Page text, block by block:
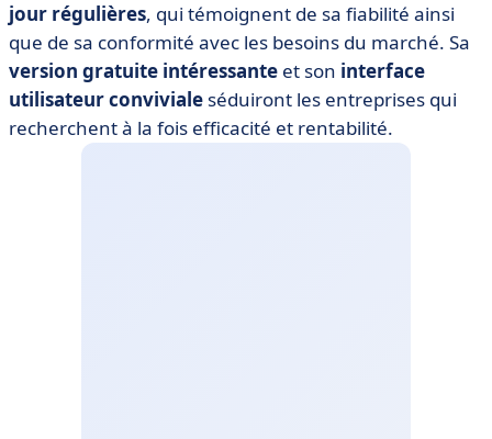
jour régulières, qui témoignent de sa fiabilité ainsi
que de sa conformité avec les besoins du marché. Sa
version gratuite intéressante et son interface
utilisateur conviviale séduiront les entreprises qui
recherchent à la fois efficacité et rentabilité.